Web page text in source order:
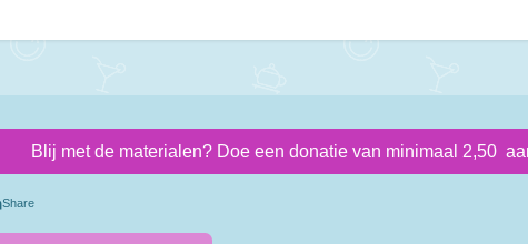
Blij met de materialen? Doe een donatie van minimaal 2,50
Share